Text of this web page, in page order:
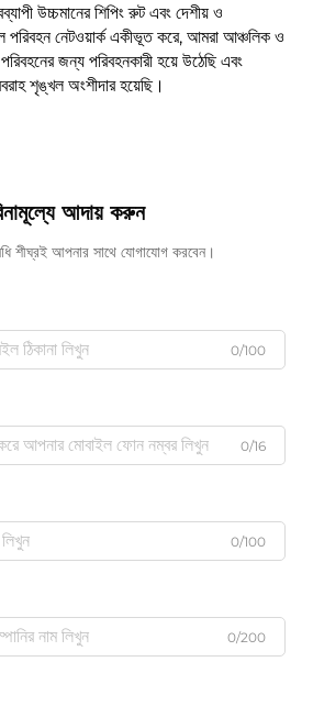
উচ্চমানের শিপিং রুট এবং দেশীয় ও
পরিবহন নেটওয়ার্ক একীভূত করে, আমরা আঞ্চলিক ও
জন্য পরিবহনকারী হয়ে উঠেছি এবং
শৃঙ্খল অংশীদার হয়েছি।
আদায় করুন
শীঘ্রই আপনার সাথে যোগাযোগ করবেন।
0/100
0/16
0/100
0/200